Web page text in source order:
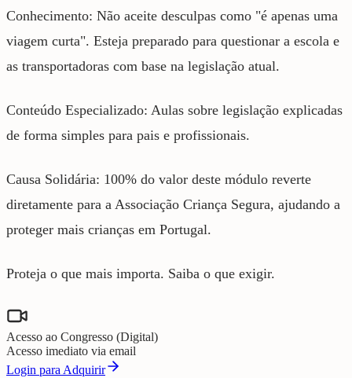
Conhecimento: Não aceite desculpas como "é apenas uma
viagem curta". Esteja preparado para questionar a escola e
as transportadoras com base na legislação atual.
Conteúdo Especializado: Aulas sobre legislação explicadas
de forma simples para pais e profissionais.
Causa Solidária: 100% do valor deste módulo reverte
diretamente para a Associação Criança Segura, ajudando a
proteger mais crianças em Portugal.
Proteja o que mais importa. Saiba o que exigir.
Acesso ao Congresso (Digital)
Acesso imediato via email
Login para Adquirir